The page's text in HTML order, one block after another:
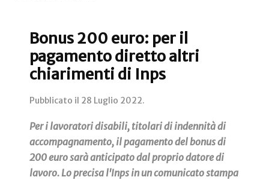
Bonus 200 euro: per il
pagamento diretto altri
chiarimenti di Inps
Pubblicato il 28 Luglio 2022.
Per i lavoratori disabili, titolari di indennità di
accompagnamento, il pagamento del bonus di
200 euro sarà anticipato dal proprio datore di
lavoro. Lo precisa l'Inps in un comunicato stampa